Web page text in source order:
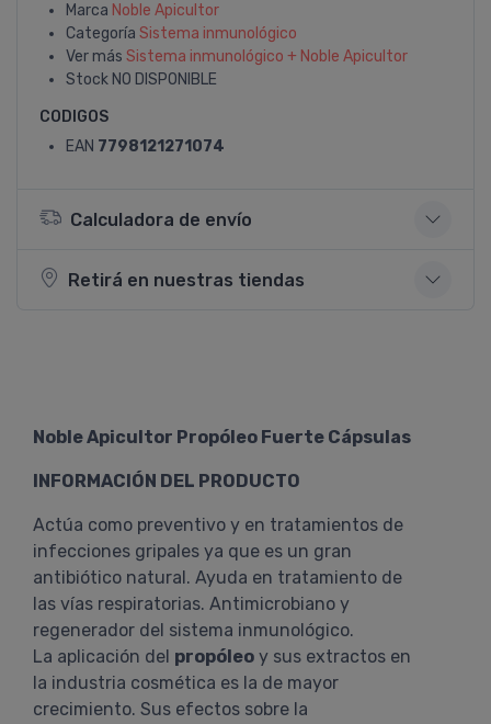
Marca Noble Apicultor
Categoría Sistema inmunológico
Ver más Sistema inmunológico + Noble Apicultor
Stock NO DISPONIBLE
CODIGOS
EAN 7798121271074
Calculadora de envío
Retirá en nuestras tiendas
Noble Apicultor Propóleo Fuerte Cápsulas
INFORMACIÓN DEL PRODUCTO
Actúa como preventivo y en tratamientos de
infecciones gripales ya que es un gran
antibiótico natural. Ayuda en tratamiento de
las vías respiratorias. Antimicrobiano y
regenerador del sistema inmunológico.
La aplicación del propóleo y sus extractos en
la industria cosmética es la de mayor
crecimiento. Sus efectos sobre la